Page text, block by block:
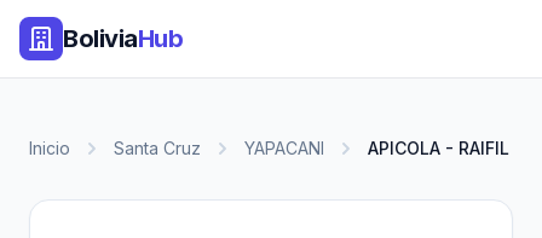
BoliviaHub
Inicio Santa Cruz YAPACANI APICOLA - RAIFIL